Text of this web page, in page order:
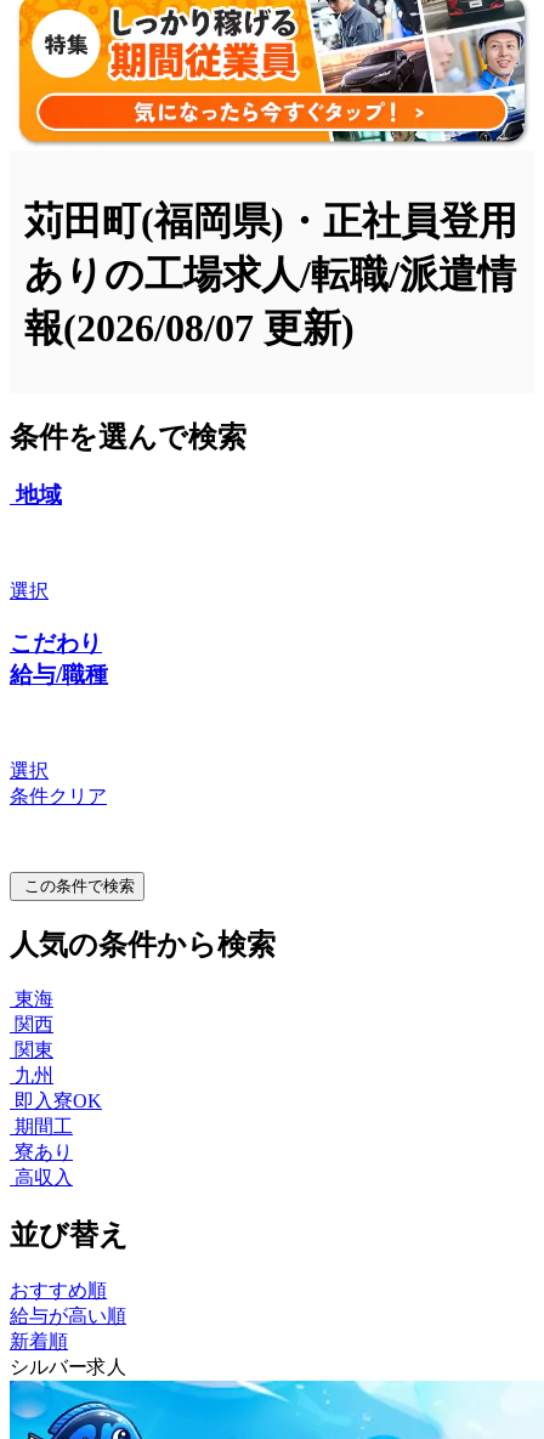
苅田町(福岡県)・正社員登用
ありの工場求人/転職/派遣情
報(2026/08/07 更新)
条件を選んで検索
地域
選択
こだわり
給与/職種
選択
条件クリア
この条件で検索
人気の条件から検索
東海
関西
関東
九州
即入寮OK
期間工
寮あり
高収入
並び替え
おすすめ順
給与が高い順
新着順
シルバー求人